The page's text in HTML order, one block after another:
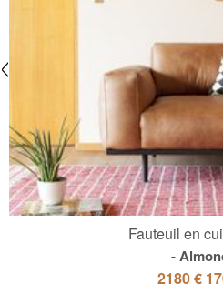
Fauteuil en
2180 €